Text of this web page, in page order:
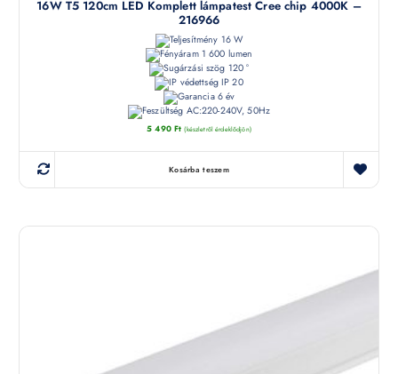
16W T5 120cm LED Komplett lámpatest Cree chip 4000K –
216966
16 W
1 600 lumen
120 °
IP 20
6 év
AC:220-240V, 50Hz
5 490 Ft (készletről érdeklődjön)
Kosárba teszem